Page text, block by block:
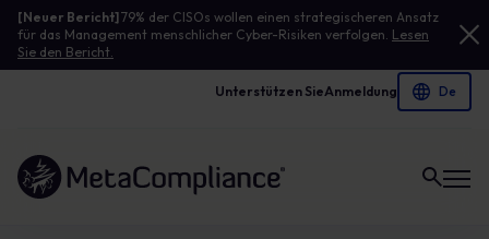
[Neuer Bericht]79% der CISOs wollen einen strategischeren Ansatz
für das Management menschlicher Cyber-Risiken verfolgen. Lesen
Sie den Bericht.
Unterstützen SieAnmeldung
Link zur Homepage